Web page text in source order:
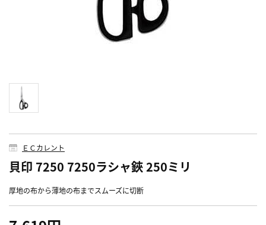
ＥＣカレント
貝印 7250 7250ラシャ鋏 250ミリ
厚地の布から薄地の布までスムーズに切断